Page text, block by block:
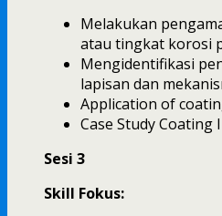
Melakukan
atau tingkat korosi
Mengidentifikasi
lapisan dan
Application of
Case Study Coating
Sesi 3
Skill Fokus: